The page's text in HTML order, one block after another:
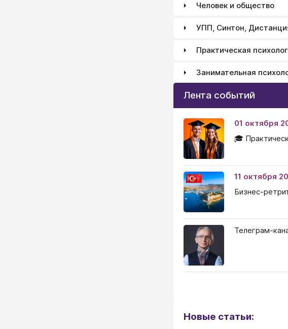
Человек и общество
УПП, Синтон,
Практическая
Занимательная
Лента событий
01 октября
🎓
11 октября
Бизнес-
Телеграм-
Новые статьи: